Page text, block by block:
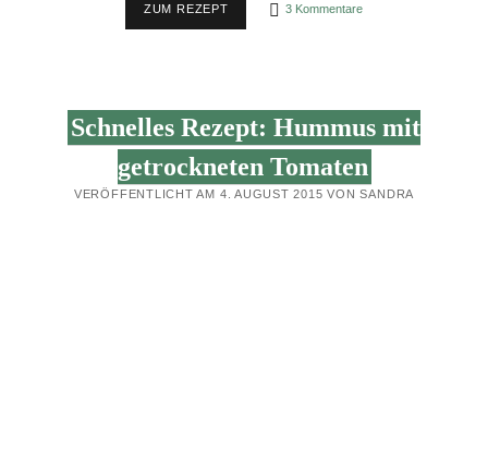
ZUM REZEPTKARAMELLSIRUP
3 Kommentare
Schnelles Rezept: Hummus mit
getrockneten Tomaten
VERÖFFENTLICHT AM 4. AUGUST 2015 VON SANDRA